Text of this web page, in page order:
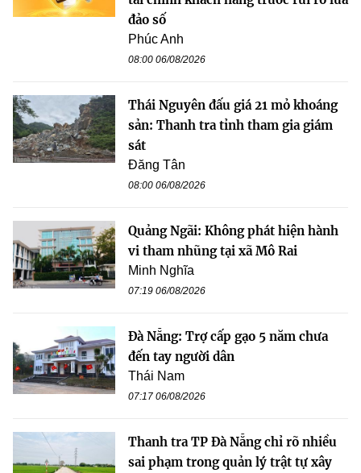
đảo số
Phúc Anh
08:00 06/08/2026
Thái Nguyên đấu giá 21 mỏ khoáng
sản: Thanh tra tỉnh tham gia giám
sát
Đăng Tân
08:00 06/08/2026
Quảng Ngãi: Không phát hiện hành
vi tham nhũng tại xã Mô Rai
Minh Nghĩa
07:19 06/08/2026
Đà Nẵng: Trợ cấp gạo 5 năm chưa
đến tay người dân
Thái Nam
07:17 06/08/2026
Thanh tra TP Đà Nẵng chỉ rõ nhiều
sai phạm trong quản lý trật tự xây